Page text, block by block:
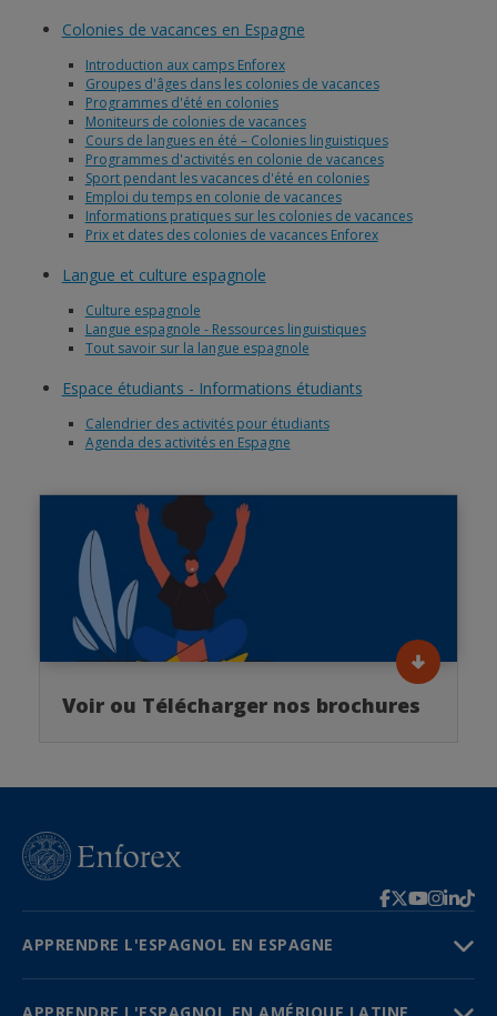
Colonies de vacances en Espagne
Introduction aux camps Enforex
Groupes d'âges dans les colonies de vacances
Programmes d'été en colonies
Moniteurs de colonies de vacances
Cours de langues en été – Colonies linguistiques
Programmes d'activités en colonie de vacances
Sport pendant les vacances d'été en colonies
Emploi du temps en colonie de vacances
Informations pratiques sur les colonies de vacances
Prix et dates des colonies de vacances Enforex
Langue et culture espagnole
Culture espagnole
Langue espagnole - Ressources linguistiques
Tout savoir sur la langue espagnole
Espace étudiants - Informations étudiants
Calendrier des activités pour étudiants
Agenda des activités en Espagne
Voir ou Télécharger nos brochures
APPRENDRE L'ESPAGNOL EN ESPAGNE